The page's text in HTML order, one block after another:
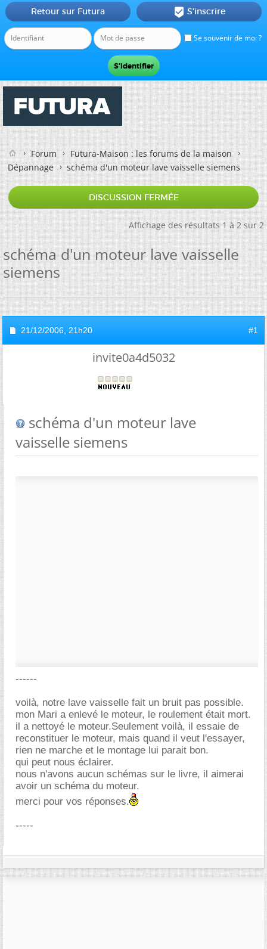
Se souvenir de moi ?
Retour sur Futura  S'inscrire
Forum
Futura-Maison : les forums de la maison
Dépannage
schéma d'un moteur lave vaisselle siemens
DISCUSSION FERMÉE
Affichage des résultats 1 à 2 sur 2
schéma d'un moteur lave vaisselle
siemens
21/12/2006, 21h20 #1
invite0a4d5032
schéma d'un moteur lave
vaisselle siemens
------
voilà, notre lave vaisselle fait un bruit pas possible.
mon Mari a enlevé le moteur, le roulement était mort.
il a nettoyé le moteur.Seulement voilà, il essaie de
reconstituer le moteur, mais quand il veut l'essayer,
rien ne marche et le montage lui parait bon.
qui peut nous éclairer.
nous n'avons aucun schémas sur le livre, il aimerai
avoir un schéma du moteur.
merci pour vos réponses.
-----